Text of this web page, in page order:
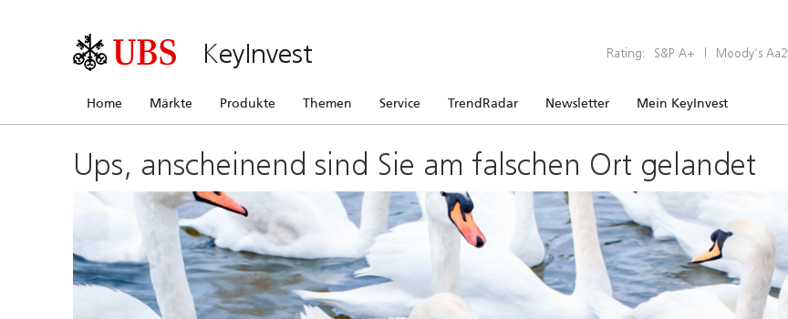
KeyInvest Rating: S&P A+ | Moody’s Aa2
Home Märkte Produkte Themen Service TrendRadar Newsletter Mein KeyInvest
Ups, anscheinend sind Sie am falschen Ort gelandet